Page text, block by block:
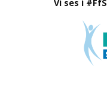
Vi ses i